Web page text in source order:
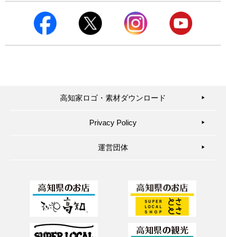
高知家ロゴ・素材ダウンロード ▶︎
Privacy Policy ▶︎
運営団体 ▶︎